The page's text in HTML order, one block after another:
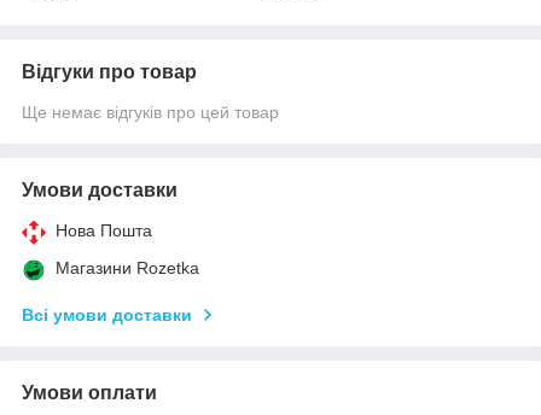
Відгуки про товар
Ще немає відгуків про цей товар
Умови доставки
Нова Пошта
Магазини Rozetka
Всі умови доставки
Умови оплати